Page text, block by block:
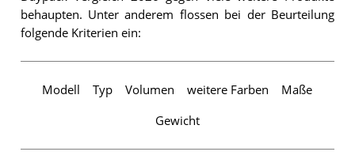
behaupten. Unter anderem flossen bei der Beurteilung
folgende Kriterien ein:
Modell Typ Volumen weitere Farben Maße
Gewicht